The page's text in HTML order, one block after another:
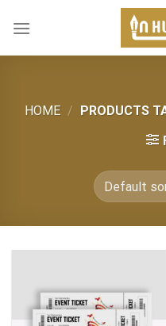
HOME / PRODUCTS